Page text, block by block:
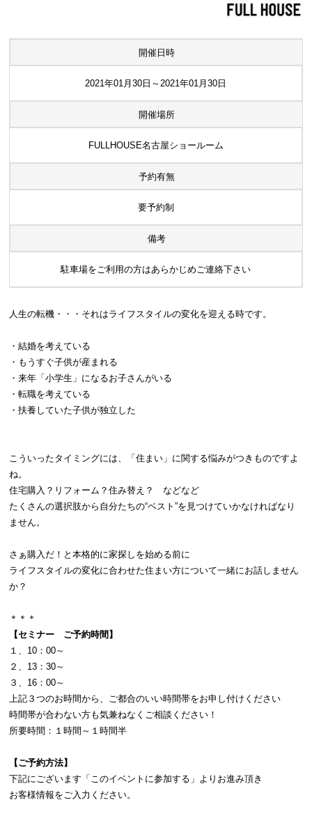
開催日時
2021年01月30日～2021年01月30日
開催場所
FULLHOUSE名古屋ショールーム
予約有無
要予約制
備考
駐車場をご利用の方はあらかじめご連絡下さい
人生の転機・・・それはライフスタイルの変化を迎える時です。
・結婚を考えている
・もうすぐ子供が産まれる
・来年「小学生」になるお子さんがいる
・転職を考えている
・扶養していた子供が独立した
こういったタイミングには、「住まい」に関する悩みがつきものですよ
ね。
住宅購入？リフォーム？住み替え？ などなど
たくさんの選択肢から自分たちの“ベスト”を見つけていかなければなり
ません。
さぁ購入だ！と本格的に家探しを始める前に
ライフスタイルの変化に合わせた住まい方について一緒にお話しません
か？
＊＊＊
【セミナー ご予約時間】
１、10：00～
２、13：30～
３、16：00～
上記３つのお時間から、ご都合のいい時間帯をお申し付けください
時間帯が合わない方も気兼ねなくご相談ください！
所要時間：１時間～１時間半
【ご予約方法】
下記にございます「このイベントに参加する」よりお進み頂き
お客様情報をご入力ください。